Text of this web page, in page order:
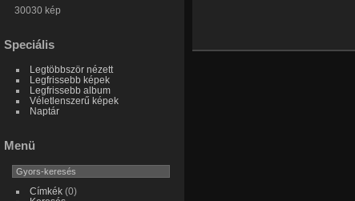
30030 kép
Speciális
Legtöbbször nézett
Legfrissebb képek
Legfrissebb album
Véletlenszerű képek
Naptár
Menü
Címkék(0)